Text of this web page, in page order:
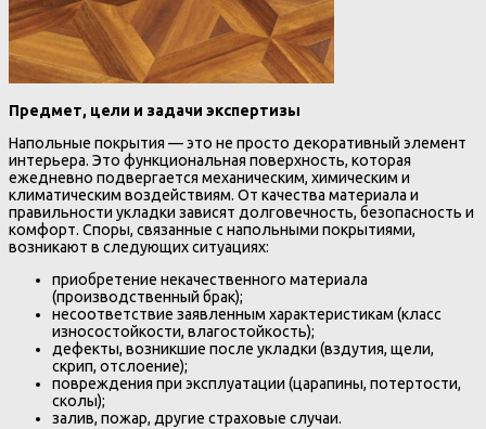
Предмет, цели и задачи экспертизы
Напольные покрытия — это не просто декоративный элемент
интерьера. Это функциональная поверхность, которая
ежедневно подвергается механическим, химическим и
климатическим воздействиям. От качества материала и
правильности укладки зависят долговечность, безопасность и
комфорт. Споры, связанные с напольными покрытиями,
возникают в следующих ситуациях:
приобретение некачественного материала
(производственный брак);
несоответствие заявленным характеристикам (класс
износостойкости, влагостойкость);
дефекты, возникшие после укладки (вздутия, щели,
скрип, отслоение);
повреждения при эксплуатации (царапины, потертости,
сколы);
залив, пожар, другие страховые случаи.